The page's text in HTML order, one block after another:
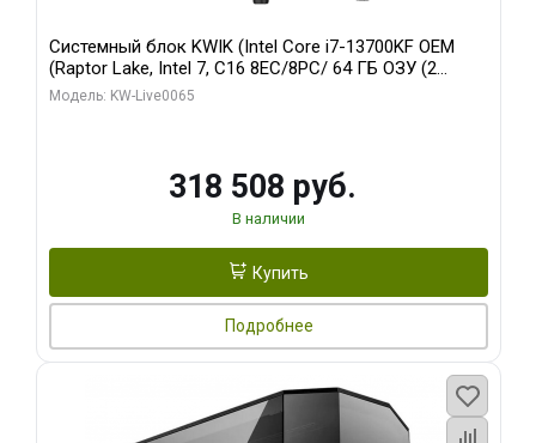
Системный блок KWIK (Intel Core i7-13700KF OEM
(Raptor Lake, Intel 7, C16 8EC/8PC/ 64 ГБ ОЗУ (2
модуля)/ ASUS RTX5080 PROART OC 16GB GDDR7
Модель: KW-Live0065
318 508 руб.
В наличии
Купить
Подробнее